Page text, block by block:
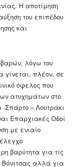
Η αποτίμηση
του επιπέδου
και
λόγω του
γίνεται, πλέον, σε
όφελος που
ατυχημάτων στο
-Σπάρτο – Λουτράκι
Επαρχιακές Οδοί
με ενιαίο
βαρύτητα για τις
Βόνιτσας αλλά για